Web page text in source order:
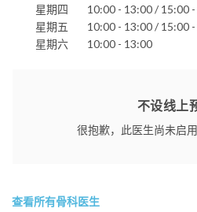
星期四
10:00 - 13:00 / 15:00
星期五
10:00 - 13:00 / 15:00
星期六
10:00 - 13:00
不设线上
很抱歉，此医生尚未启
查看所有骨科医生